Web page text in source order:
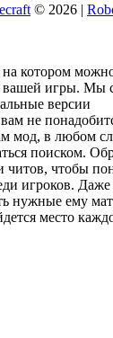
© 2026 |
котором
игры. Мы
версии
не
мод, в любом
поиском.
читов, чтобы
игроков.
нужные ему
место